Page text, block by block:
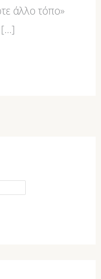
άλλο τόπο»
[…]